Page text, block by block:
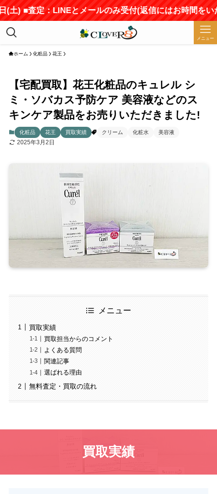
■査定：LINEとメールのみ受付(返信にはお時間をいただ
メニュー
ホーム 化粧品 花王
【宅配買取】花王化粧品のキュレル シ
ミ・ソバカス予防ケア 美容液などのス
キンケア製品をお売りいただきました!
化粧品 花王 買取実績 クリーム 化粧水 美容液
2025年3月2日
メニュー
買取実績
買取担当からのコメント
よくある質問
関連記事
選ばれる理由
無料査定・買取の流れ
買取実績